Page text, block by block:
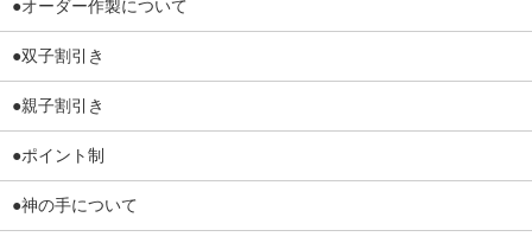
●オーダー作製について
●双子割引き
●親子割引き
●ポイント制
●神の手について